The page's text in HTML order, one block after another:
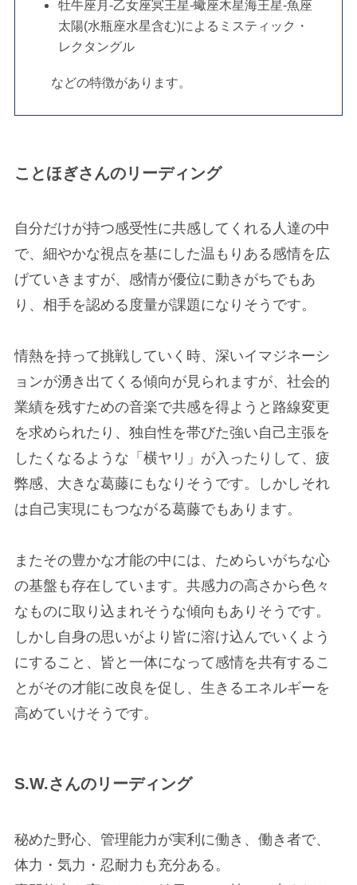
牡牛座月-乙女座冥王星-蠍座木星海王星-魚座
太陽(水瓶座水星含む)によるミスティック・
レクタングル
などの特徴があります。
ことほぎさんのリーディング
自分だけが持つ感受性に共感してくれる人達の中
で、細やかな視点を基にした温もりある感情を広
げていきますが、感情が優位に動きがちでもあ
り、相手を認める度量が課題になりそうです。
情熱を持って挑戦していく時、深いイマジネーシ
ョンが湧き出てくる傾向が見られますが、社会的
業績を残すための音楽で共感を得ようと路線変更
を求められたり、独自性を帯びた強い自己主張を
したくなるような「横ヤリ」が入ったりして、疲
弊感、大きな葛藤にもなりそうです。しかしそれ
は自己実現にもつながる葛藤でもあります。
またその豊かな才能の中には、ためらいがちな心
の基盤も存在しています。共感力の高さから色々
なものに取り込まれそうな傾向もありそうです。
しかし自身の思いがより皆に溶け込んでいくよう
にすること、皆と一体になって感情を共有するこ
とがその才能に改良を促し、生きるエネルギーを
高めていけそうです。
S.W.さんのリーディング
秘めた野心、管理能力が実利に働き、働き者で、
体力・気力・忍耐力も充分ある。